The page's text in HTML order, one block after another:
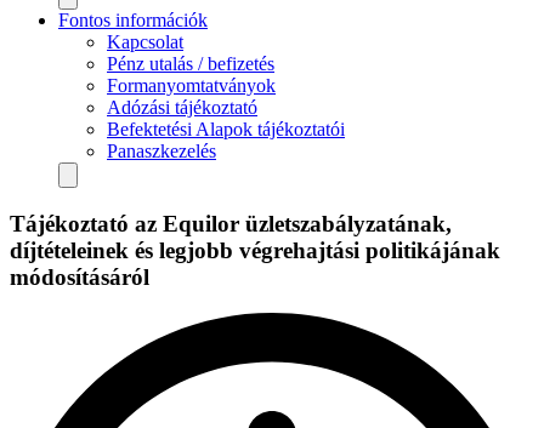
Fontos információk
Kapcsolat
Pénz utalás / befizetés
Formanyomtatványok
Adózási tájékoztató
Befektetési Alapok tájékoztatói
Panaszkezelés
Tájékoztató az Equilor üzletszabályzatának,
díjtételeinek és legjobb végrehajtási politikájának
módosításáról